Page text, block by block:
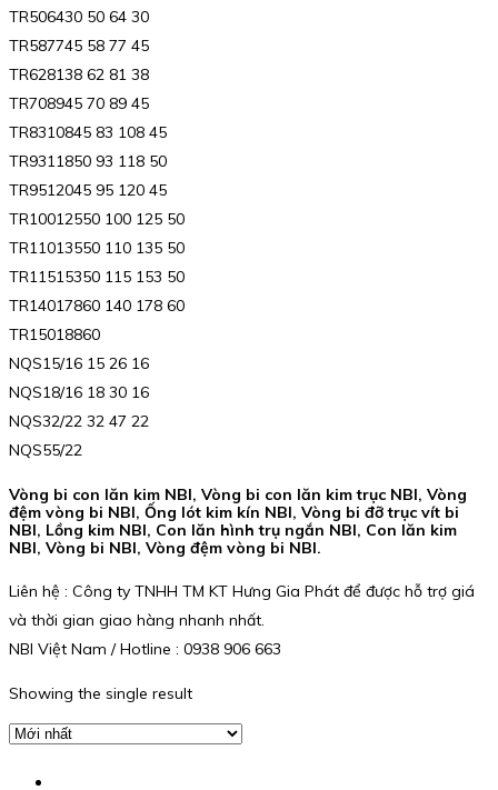
TR506430 50 64 30
TR587745 58 77 45
TR628138 62 81 38
TR708945 70 89 45
TR8310845 83 108 45
TR9311850 93 118 50
TR9512045 95 120 45
TR10012550 100 125 50
TR11013550 110 135 50
TR11515350 115 153 50
TR14017860 140 178 60
TR15018860
NQS15/16 15 26 16
NQS18/16 18 30 16
NQS32/22 32 47 22
NQS55/22
Vòng bi con lăn kim NBI, Vòng bi con lăn kim trục NBI, Vòng
đệm vòng bi NBI, Ống lót kim kín NBI, Vòng bi đỡ trục vít bi
NBI, Lồng kim NBI, Con lăn hình trụ ngắn NBI, Con lăn kim
NBI, Vòng bi NBI, Vòng đệm vòng bi NBI.
Liên hệ : Công ty TNHH TM KT Hưng Gia Phát để được hỗ trợ giá
và thời gian giao hàng nhanh nhất.
NBI Việt Nam / Hotline : 0938 906 663
Showing the single result